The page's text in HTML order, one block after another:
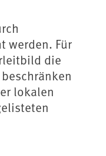
werden. Für
die
lokalen